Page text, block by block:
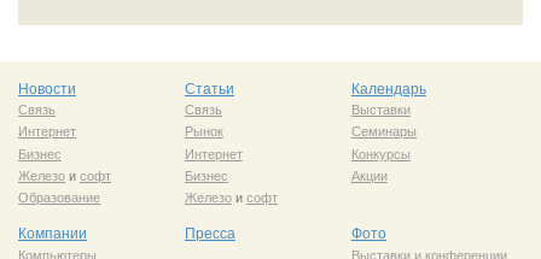
Новости
Связь
Интернет
Бизнес
Железоисофт
Образование
Статьи
Связь
Рынок
Интернет
Бизнес
Железоисофт
Календарь
Выставки
Семинары
Конкурсы
Акции
Компании
Компьютеры
Пресса Фото
Выставки и конференции